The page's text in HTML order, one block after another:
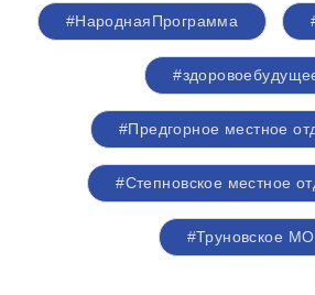
#НароднаяПрограмма
#Предгорное местное
#Степновское местное
#Труновское МО